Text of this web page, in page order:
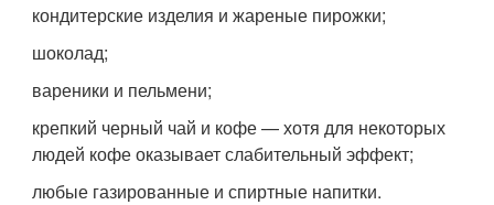
кондитерские изделия и жареные пирожки;
шоколад;
вареники и пельмени;
крепкий черный чай и кофе — хотя для некоторых
людей кофе оказывает слабительный эффект;
любые газированные и спиртные напитки.